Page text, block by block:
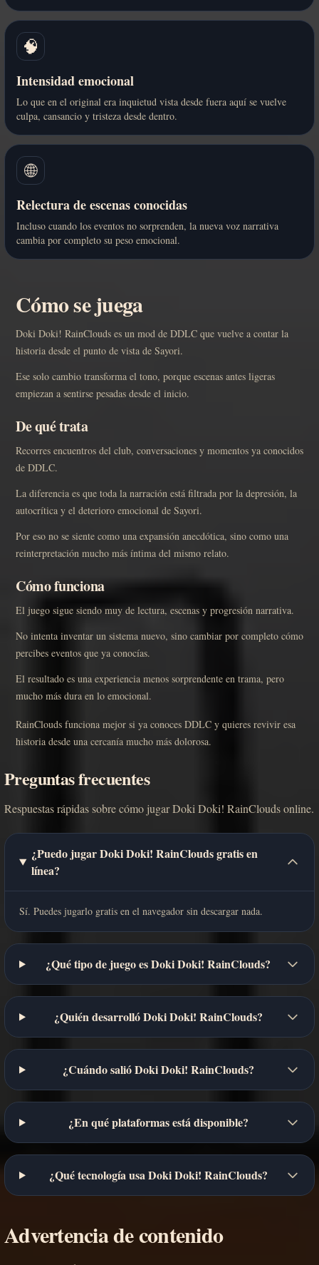
🧠
Intensidad emocional
Lo que en el original era inquietud vista desde fuera aquí se vuelve
culpa, cansancio y tristeza desde dentro.
🌐
Relectura de escenas conocidas
Incluso cuando los eventos no sorprenden, la nueva voz narrativa
cambia por completo su peso emocional.
Cómo se juega
Doki Doki! RainClouds es un mod de DDLC que vuelve a contar la
historia desde el punto de vista de Sayori.
Ese solo cambio transforma el tono, porque escenas antes ligeras
empiezan a sentirse pesadas desde el inicio.
De qué trata
Recorres encuentros del club, conversaciones y momentos ya conocidos
de DDLC.
La diferencia es que toda la narración está filtrada por la depresión, la
autocrítica y el deterioro emocional de Sayori.
Por eso no se siente como una expansión anecdótica, sino como una
reinterpretación mucho más íntima del mismo relato.
Cómo funciona
El juego sigue siendo muy de lectura, escenas y progresión narrativa.
No intenta inventar un sistema nuevo, sino cambiar por completo cómo
percibes eventos que ya conocías.
El resultado es una experiencia menos sorprendente en trama, pero
mucho más dura en lo emocional.
RainClouds funciona mejor si ya conoces DDLC y quieres revivir esa
historia desde una cercanía mucho más dolorosa.
Preguntas frecuentes
Respuestas rápidas sobre cómo jugar Doki Doki! RainClouds online.
¿Puedo jugar Doki Doki! RainClouds gratis en
línea?
Sí. Puedes jugarlo gratis en el navegador sin descargar nada.
¿Qué tipo de juego es Doki Doki! RainClouds?
¿Quién desarrolló Doki Doki! RainClouds?
¿Cuándo salió Doki Doki! RainClouds?
¿En qué plataformas está disponible?
¿Qué tecnología usa Doki Doki! RainClouds?
Advertencia de contenido